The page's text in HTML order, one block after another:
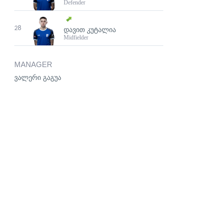
Defender
28 ᲓᲐᲕᲘᲗ ᲙᲣᲢᲐᲚᲘᲐ
Midfielder
MANAGER
ვალერი გაგუა